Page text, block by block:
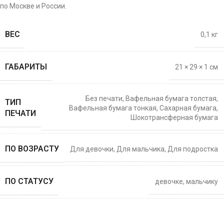
по Москве и России.
ВЕС 0,1 кг
ГАБАРИТЫ 21 × 29 × 1 см
ТИП
ПЕЧАТИ
Без печати, Вафельная бумага толстая,
Вафельная бумага тонкая, Сахарная бумага,
Шокотрансферная бумага
ПО ВОЗРАСТУ Для девочки, Для мальчика, Для подростка
ПО СТАТУСУ девочке, мальчику